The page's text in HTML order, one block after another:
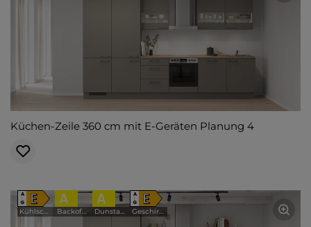
Küchen-Zeile 360 cm mit E-Geräten Planung 4
A
↑
G E
Kühlschrank
A
Backofen
A
Dunstabzugshaube
A
↑
G E
Geschirrspüler